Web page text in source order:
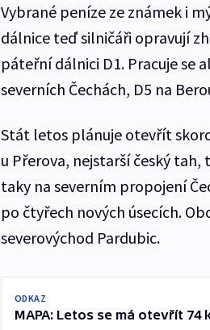
Vybrané peníze ze známek i
dálnice teď silničáři opravují
páteřní dálnici D1. Pracuje se
severních Čechách, D5 na
Stát letos plánuje otevřít
u Přerova, nejstarší český
taky na severním propojení
po čtyřech nových úsecích.
severovýchod Pardubic.
ODKAZ
MAPA: Letos se má otevřít